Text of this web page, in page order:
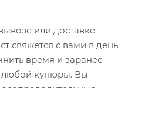
или доставке
свяжется с вами в день
время и заранее
любой купюры. Вы
средства,